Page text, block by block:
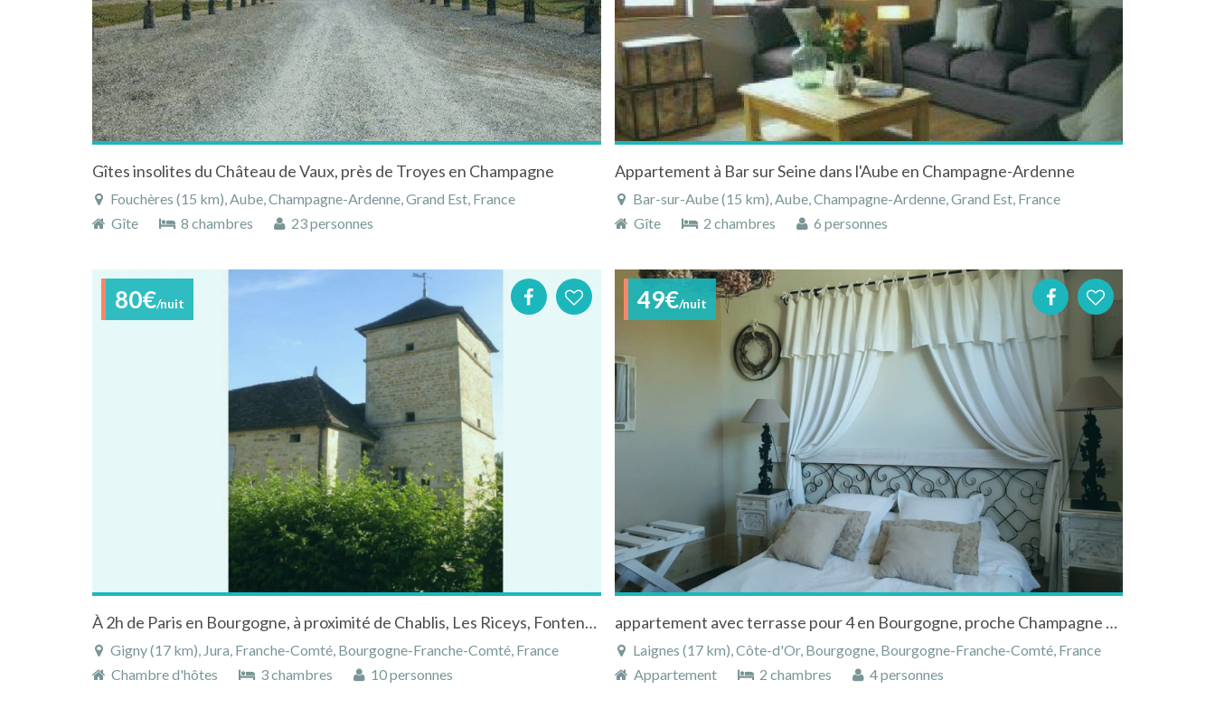
Gîtes insolites du Château de Vaux, près de Troyes en Champagne
Fouchères (15 km), Aube, Champagne-Ardenne, Grand Est, France
Gîte
8 chambres 23 personnes
Appartement à Bar sur Seine dans l'Aube en Champagne-Ardenne
Bar-sur-Aube (15 km), Aube, Champagne-Ardenne, Grand Est, France
Gîte
2 chambres 6 personnes
80€/nuit
À 2h de Paris en Bourgogne, à proximité de Chablis, Les Riceys, Fontenay
Gigny (17 km), Jura, Franche-Comté, Bourgogne-Franche-Comté, France
Chambre d'hôtes
3 chambres 10 personnes
49€/nuit
appartement avec terrasse pour 4 en Bourgogne, proche Champagne et vignobles
Laignes (17 km), Côte-d'Or, Bourgogne, Bourgogne-Franche-Comté, France
Appartement
2 chambres 4 personnes